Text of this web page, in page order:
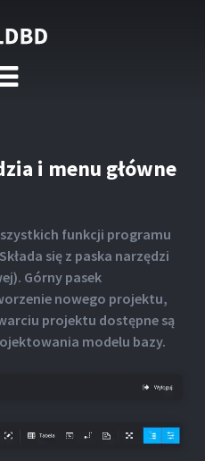
i menu główne
funkcji programu
się z paska narzędzi
Górny pasek
nowego projektu,
projektu dostępne są
modelu bazy.